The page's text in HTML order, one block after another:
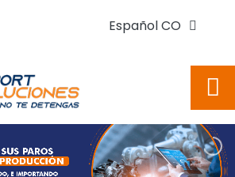
Español CO